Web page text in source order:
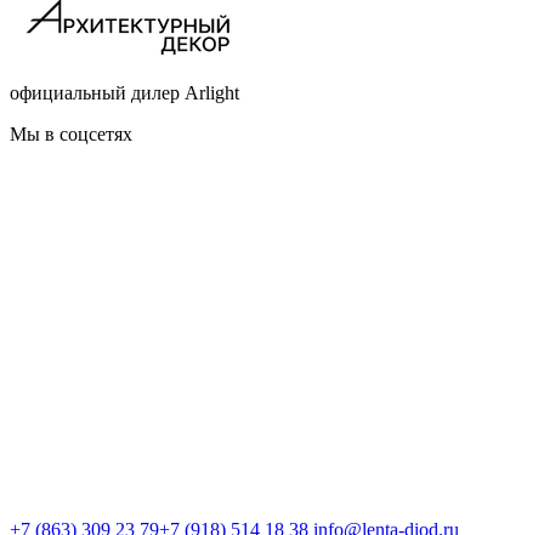
официальный дилер Arlight
Мы в соцсетях
+7 (863) 309 23 79+7 (918) 514 18 38 info@lenta-diod.ru